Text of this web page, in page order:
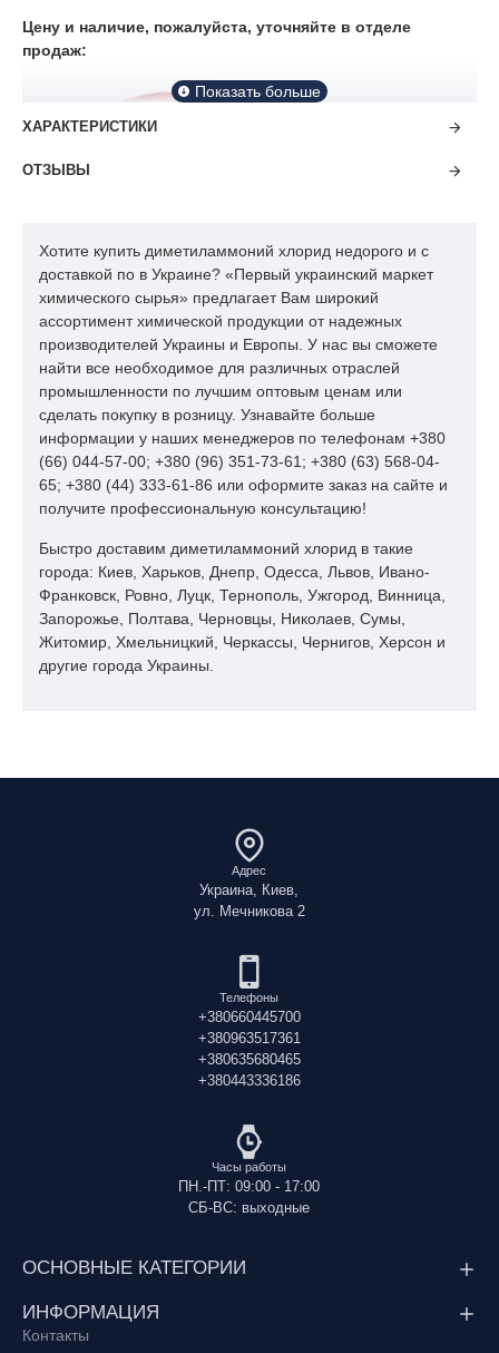
Цену и наличие, пожалуйста, уточняйте в отделе
продаж:
ХАРАКТЕРИСТИКИ
ОТЗЫВЫ
Хотите купить диметиламмоний хлорид недорого и с
доставкой по в Украине? «Первый украинский маркет
химического сырья» предлагает Вам широкий
ассортимент химической продукции от надежных
производителей Украины и Европы. У нас вы сможете
найти все необходимое для различных отраслей
промышленности по лучшим оптовым ценам или
сделать покупку в розницу. Узнавайте больше
информации у наших менеджеров по телефонам +380
(66) 044-57-00; +380 (96) 351-73-61; +380 (63) 568-04-
65; +380 (44) 333-61-86 или оформите заказ на сайте и
получите профессиональную консультацию!
Быстро доставим диметиламмоний хлорид в такие
города: Киев, Харьков, Днепр, Одесса, Львов, Ивано-
Франковск, Ровно, Луцк, Тернополь, Ужгород, Винница,
Запорожье, Полтава, Черновцы, Николаев, Сумы,
Житомир, Хмельницкий, Черкассы, Чернигов, Херсон и
другие города Украины.
Адрес
Украина, Киев,
ул. Мечникова 2
Телефоны
+380660445700
+380963517361
+380635680465
+380443336186
Часы работы
ПН.-ПТ: 09:00 - 17:00
СБ-ВС: выходные
ОСНОВНЫЕ КАТЕГОРИИ
ИНФОРМАЦИЯ
Контакты